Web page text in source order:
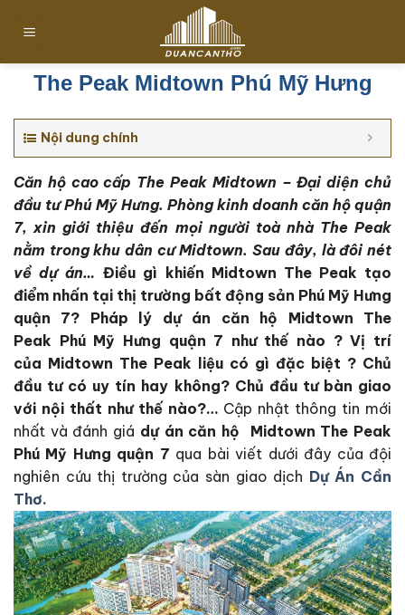
đến
The Peak Midtown Phú Mỹ Hưng
Nội dung chính
Căn hộ cao cấp The Peak Midtown – Đại diện chủ
đầu tư Phú Mỹ Hưng. Phòng kinh doanh căn hộ quận
7, xin giới thiệu đến mọi người toà nhà The Peak
nằm trong khu dân cư Midtown. Sau đây, là đôi nét
về dự án… Điều gì khiến Midtown The Peak tạo
điểm nhấn tại thị trường bất động sản Phú Mỹ Hưng
quận 7? Pháp lý dự án căn hộ Midtown The
Peak Phú Mỹ Hưng quận 7 như thế nào ?Vị trí
của Midtown The Peak liệu có gì đặc biệt ? Chủ
đầu tư có uy tín hay không?Chủ đầu tư bàn giao
với nội thất như thế nào?… Cập nhật thông tin mới
nhất và đánh giá dự án căn hộ
Midtown The Peak
Phú Mỹ Hưng quận 7 qua bài viết dưới đây của đội
nghiên cứu thị trường của sàn giao dịch Dự Án Cần
Thơ.